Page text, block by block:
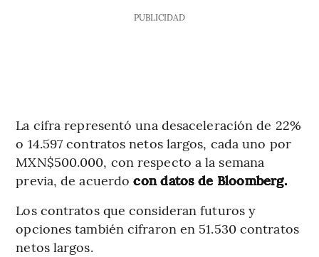
PUBLICIDAD
La cifra representó una desaceleración de 22%
o 14.597 contratos netos largos, cada uno por
MXN$500.000, con respecto a la semana
previa, de acuerdo con datos de Bloomberg.
Los contratos que consideran futuros y
opciones también cifraron en 51.530 contratos
netos largos.